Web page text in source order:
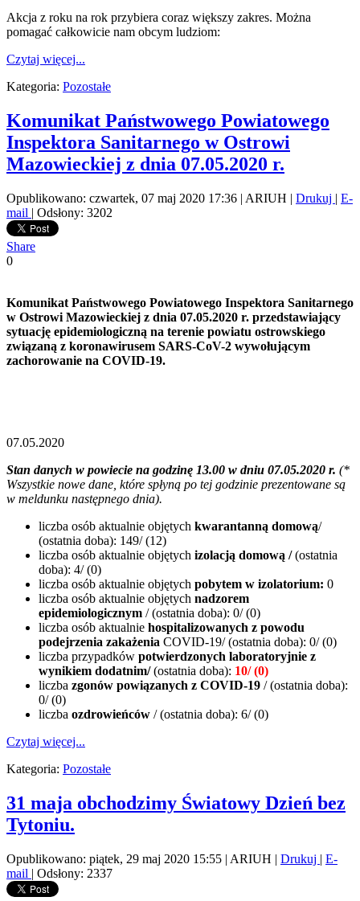
Akcja z roku na rok przybiera coraz większy zakres. Można
pomagać całkowicie nam obcym ludziom:
Czytaj więcej...
Kategoria: Pozostałe
Komunikat Państwowego Powiatowego
Inspektora Sanitarnego w Ostrowi
Mazowieckiej z dnia 07.05.2020 r.
Opublikowano: czwartek, 07 maj 2020 17:36 | ARIUH | Drukuj | E-
mail | Odsłony: 3202
Share
0
Komunikat Państwowego Powiatowego Inspektora Sanitarnego
w Ostrowi Mazowieckiej z dnia 07.05.2020 r. przedstawiający
sytuację epidemiologiczną na terenie powiatu ostrowskiego
związaną z koronawirusem SARS-CoV-2 wywołującym
zachorowanie na COVID-19.
07.05.2020
Stan danych w powiecie na godzinę 13.00 w dniu 07.05.2020 r. (*
Wszystkie nowe dane, które spłyną po tej godzinie prezentowane są
w meldunku następnego dnia).
liczba osób aktualnie objętych kwarantanną domową/
(ostatnia doba): 149/ (12)
liczba osób aktualnie objętych izolacją domową /(ostatnia
doba): 4/ (0)
liczba osób aktualnie objętych pobytem w izolatorium: 0
liczba osób aktualnie objętych nadzorem
epidemiologicznym / (ostatnia doba): 0/ (0)
liczba osób aktualnie hospitalizowanych z powodu
podejrzenia zakażenia COVID-19/ (ostatnia doba): 0/ (0)
liczba przypadków potwierdzonych laboratoryjnie z
wynikiem dodatnim/(ostatnia doba): 10/ (0)
liczba zgonów powiązanych z COVID-19 / (ostatnia doba):
0/ (0)
liczba ozdrowieńców / (ostatnia doba): 6/ (0)
Czytaj więcej...
Kategoria: Pozostałe
31 maja obchodzimy Światowy Dzień bez
Tytoniu.
Opublikowano: piątek, 29 maj 2020 15:55 | ARIUH | Drukuj | E-
mail | Odsłony: 2337